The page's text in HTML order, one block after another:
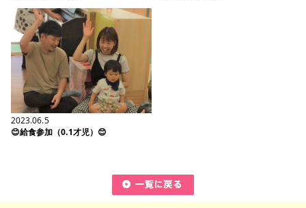
2023.06.5
😊給食参加（0.1才児）😊